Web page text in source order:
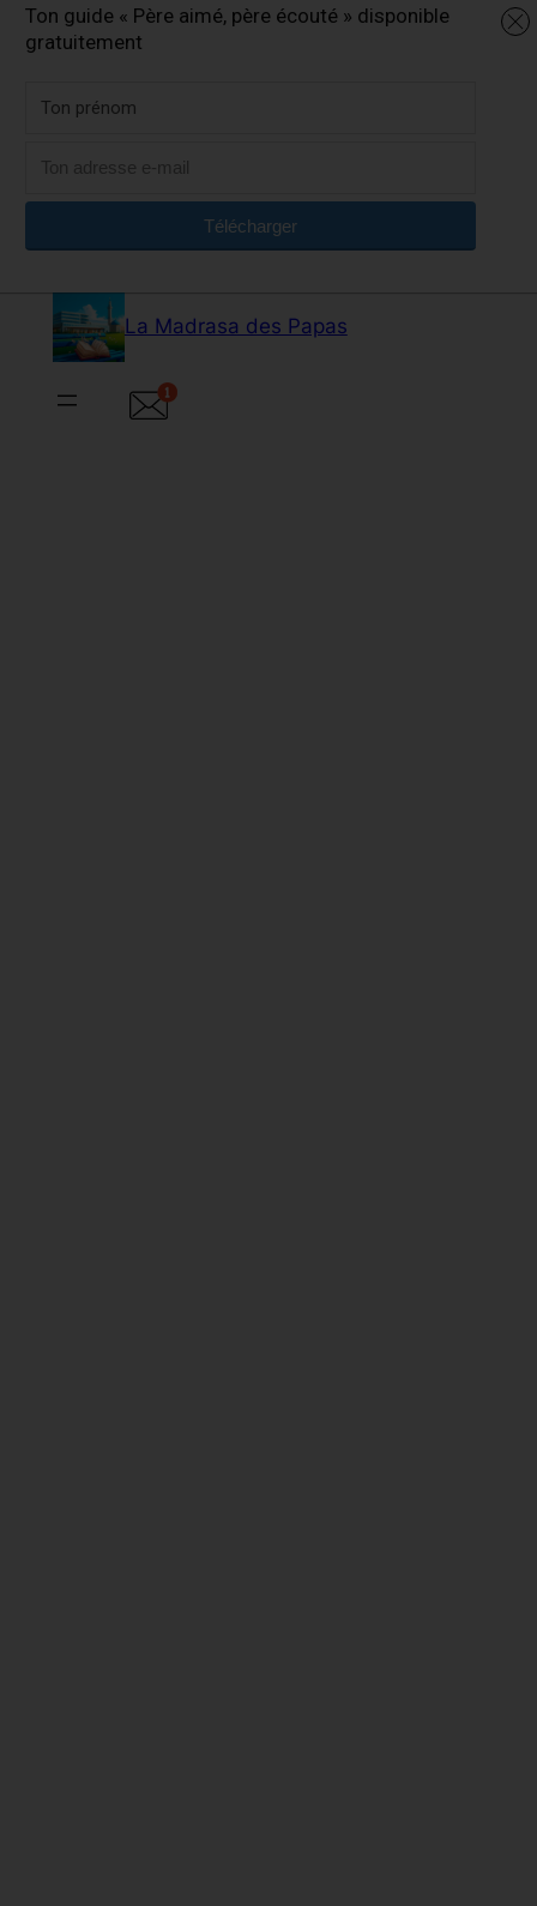
contenu
La Madrasa des Papas
Ton guide « Père aimé, père écouté » disponible
gratuitement
Télécharger